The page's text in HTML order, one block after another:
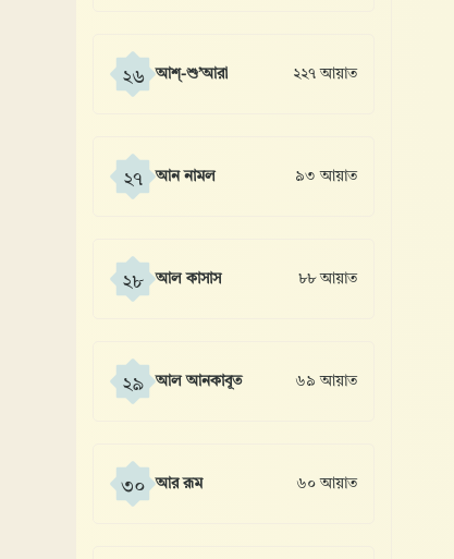
২৬ আশ্-শু’আরা ২২৭ আয়াত
২৭ আন নামল ৯৩ আয়াত
২৮ আল কাসাস ৮৮ আয়াত
২৯ আল আনকাবূত ৬৯ আয়াত
৩০ আর রূম ৬০ আয়াত